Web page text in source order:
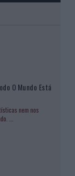
O Mundo Está
nem nos
...